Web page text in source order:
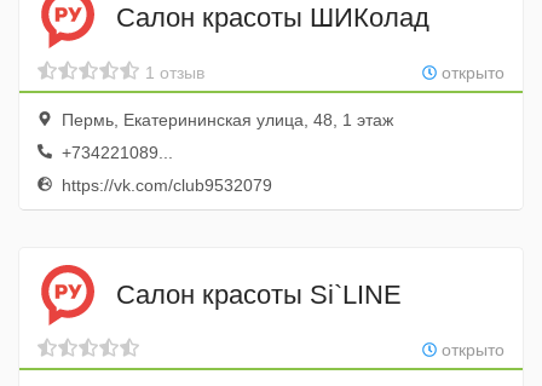
Салон красоты ШИКолад
открыто
1 отзыв
Пермь, Екатерининская улица, 48, 1 этаж
+734221089...
https://vk.com/club9532079
Салон красоты Si`LINE
открыто